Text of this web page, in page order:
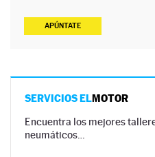
APÚNTATE
SERVICIOS ELMOTOR
Encuentra los mejores
neumáticos…